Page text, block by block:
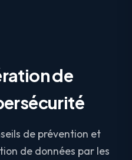
de
de prévention et
de données par les